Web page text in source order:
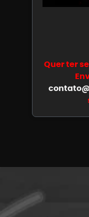
Quer ter